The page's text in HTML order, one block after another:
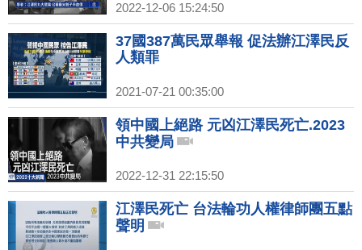
2022-12-06 15:24:50
37國387萬民眾舉報 促法辦江澤民反
人類罪
2021-07-21 00:35:00
領中國上絕路 元凶江澤民死亡.2023
中共變局
2022-12-31 22:15:50
江澤民死亡 台法輪功人權律師團五點
聲明